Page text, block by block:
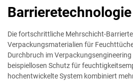
Barrieretechnologie
Die fortschrittliche Mehrschicht-
Verpackungsmaterialien für
Durchbruch im
beispiellosen Schutz für
hochentwickelte System kombiniert